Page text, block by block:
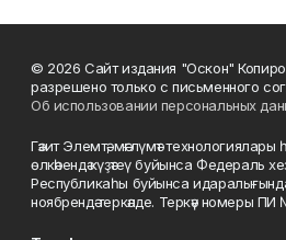
© 2026 Сайт издания "Оскон"
разрешено только с письменного
Об использовании персональных
Гәзит Элемтә, мәғлүмәт
өлкәһендә күҙәтеү буйынса Федераль
Республикаһы буйынса
ноябрендә теркәлде. Теркәү номеры